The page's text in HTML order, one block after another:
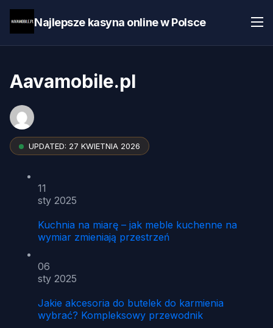
Najlepsze kasyna online w Polsce
Aavamobile.pl
UPDATED: 27 KWIETNIA 2026
11
sty 2025
Kuchnia na miarę – jak meble kuchenne na
wymiar zmieniają przestrzeń
06
sty 2025
Jakie akcesoria do butelek do karmienia
wybrać? Kompleksowy przewodnik